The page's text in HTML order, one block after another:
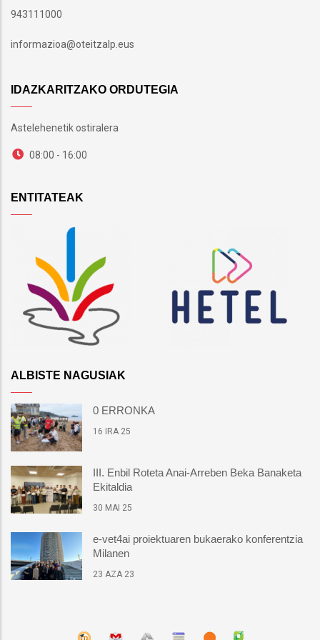
943111000
informazioa@oteitzalp.eus
IDAZKARITZAKO ORDUTEGIA
Astelehenetik ostiralera
08:00 - 16:00
ENTITATEAK
ALBISTE NAGUSIAK
0 ERRONKA
16 IRA 25
III. Enbil Roteta Anai-Arreben Beka Banaketa
Ekitaldia
30 MAI 25
e-vet4ai proiektuaren bukaerako konferentzia
Milanen
23 AZA 23